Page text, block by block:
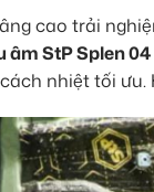
cao trải
âm StP Splen 04
nhiệt tối ưu.